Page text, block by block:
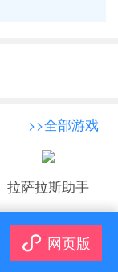
>>全部游戏
拉萨拉斯助手
网页版